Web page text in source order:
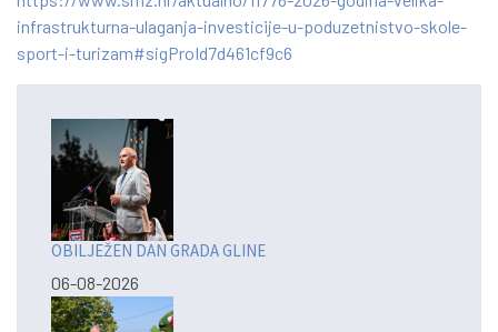
infrastrukturna-ulaganja-investicije-u-poduzetnistvo-skole-
sport-i-turizam#sigProId7d461cf9c6
OBILJEŽEN DAN GRADA GLINE
06-08-2026